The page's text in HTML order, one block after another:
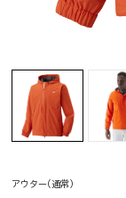
アウター(通常)